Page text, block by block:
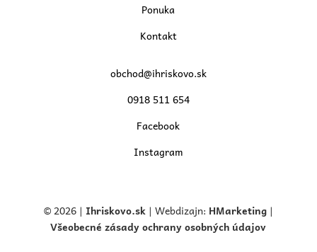
Ponuka
Kontakt
obchod@ihriskovo.sk
0918 511 654
Facebook
Instagram
© 2026 | Ihriskovo.sk| Webdizajn: HMarketing |
Všeobecné zásady ochrany osobných údajov